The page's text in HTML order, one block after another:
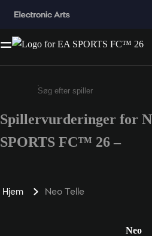
Enter a minimum of 3
Spillervurderinger for
SPORTS FC™ 26 –
Hjem Neo Telle
Neo